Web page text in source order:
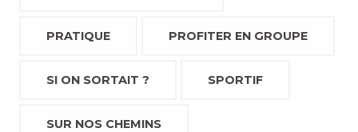
PRATIQUE PROFITER EN GROUPE
SI ON SORTAIT ? SPORTIF
SUR NOS CHEMINS